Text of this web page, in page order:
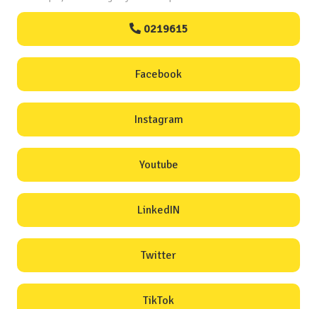
0219615
Facebook
Instagram
Youtube
LinkedIN
Twitter
TikTok